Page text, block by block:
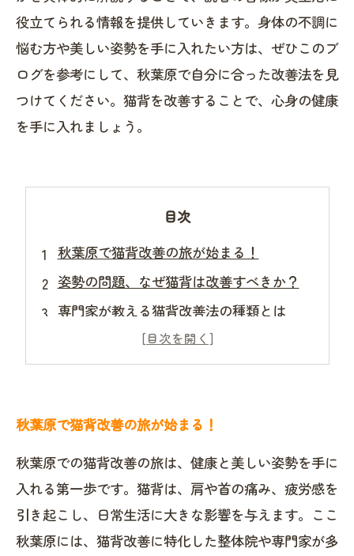
役立てられる情報を提供していきます。身体の不調に
悩む方や美しい姿勢を手に入れたい方は、ぜひこのブ
ログを参考にして、秋葉原で自分に合った改善法を見
つけてください。猫背を改善することで、心身の健康
を手に入れましょう。
目次
秋葉原で猫背改善の旅が始まる！
姿勢の問題、なぜ猫背は改善すべきか？
専門家が教える猫背改善法の種類とは
整体院で体験する猫背改善施術
猫背改善の効果を実感！心身の変化
美しい姿勢を手に入れて、健康な毎日を！
秋葉原で猫背改善の旅が始まる！
秋葉原での猫背改善の旅は、健康と美しい姿勢を手に
入れる第一歩です。猫背は、肩や首の痛み、疲労感を
引き起こし、日常生活に大きな影響を与えます。ここ
秋葉原には、猫背改善に特化した整体院や専門家が多